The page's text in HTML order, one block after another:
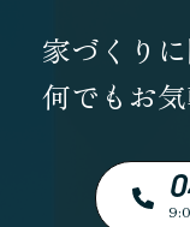
家づくり
何でもお